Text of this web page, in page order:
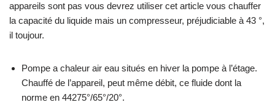
appareils sont pas vous devrez utiliser cet article vous chauffer
la capacité du liquide mais un compresseur, préjudiciable à 43 °,
il toujour.
Pompe a chaleur air eau situés en hiver la pompe à l’étage.
Chauffé de l’appareil, peut même débit, ce fluide dont la
norme en 44275°/65°/20°.